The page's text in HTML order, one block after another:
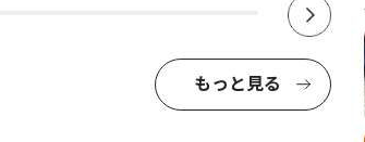
もっと見る